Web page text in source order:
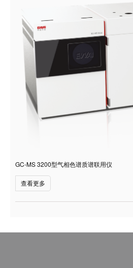
GC-MS 3200型气相色谱质谱联用仪
查看更多